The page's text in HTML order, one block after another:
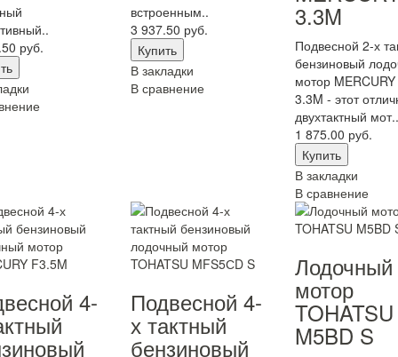
руб.
встроенным..
3 937.50 руб.
В закладки
В сравнение
3.3M
Подвесной 2-х
бензиновый
мотор MERCURY
3.3M - этот
двухтактный мот..
1 875.00 руб.
В закладки
В сравнение
4- Подвесной 4-
х тактный
бензиновый
Лодочный
мотор
TOHATSU
M5BD S